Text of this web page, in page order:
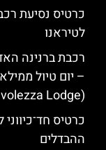
כרטיס נסיעת
לטיראנו
רכבת ברנינה
– יום טיול
(Diavolezza Lodge)
כרטיס
ההבדלים